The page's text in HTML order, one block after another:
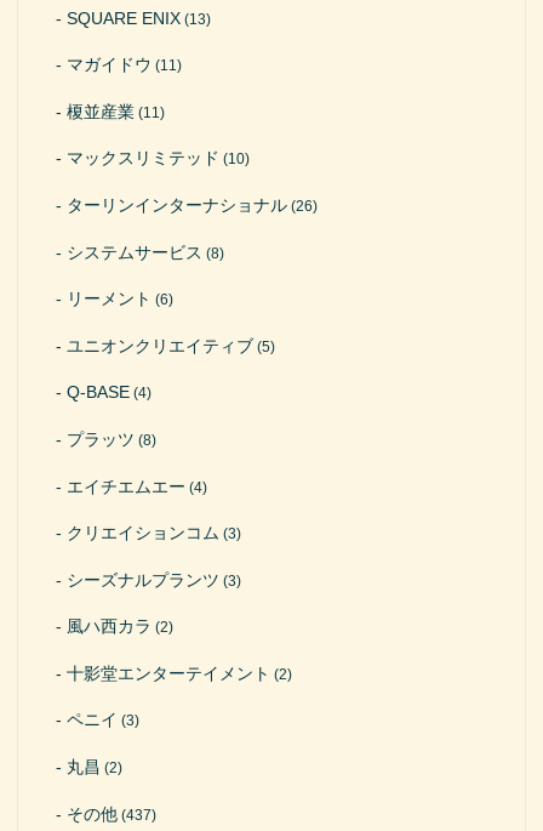
SQUARE ENIX(13)
マガイドウ (11)
榎並産業(11)
マックスリミテッド (10)
ターリンインターナショナル(26)
システムサービス (8)
リーメント (6)
ユニオンクリエイティブ (5)
Q-BASE(4)
プラッツ (8)
エイチエムエー (4)
クリエイションコム (3)
シーズナルプランツ (3)
風ハ西カラ (2)
十影堂エンターテイメント (2)
ペニイ (3)
丸昌 (2)
その他(437)